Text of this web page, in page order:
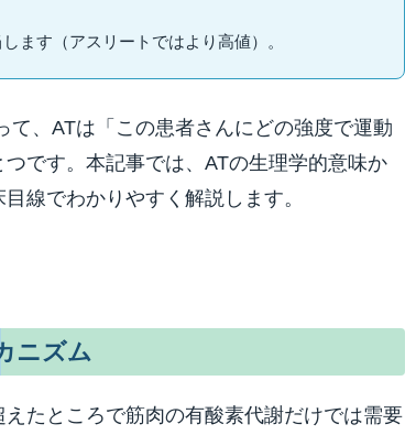
ます（アスリートではより高値）。
、ATは「この患者さんにどの強度で運動
です。本記事では、ATの生理学的意味か
線でわかりやすく解説します。
ニズム
たところで筋肉の有酸素代謝だけでは需要